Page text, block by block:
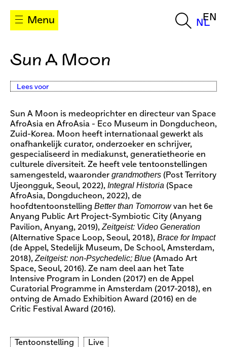
Menu NL
EN
Sun A Moon
Lees voor
Sun A Moon is medeoprichter en directeur van Space
AfroAsia en AfroAsia - Eco Museum in Dongducheon,
Zuid-Korea. Moon heeft internationaal gewerkt als
onafhankelijk curator, onderzoeker en schrijver,
gespecialiseerd in mediakunst, generatietheorie en
culturele diversiteit. Ze heeft vele tentoonstellingen
samengesteld, waaronder grandmothers (Post Territory
Ujeongguk, Seoul, 2022), Integral Historia (Space
AfroAsia, Dongducheon, 2022), de
hoofdtentoonstelling Better than Tomorrowvan het 6e
Anyang Public Art Project-Symbiotic City (Anyang
Pavilion, Anyang, 2019), Zeitgeist: Video Generation
(Alternative Space Loop, Seoul, 2018), Brace for Impact
(de Appel, Stedelijk Museum, De School, Amsterdam,
2018), Zeitgeist: non-Psychedelic; Blue (Amado Art
Space, Seoul, 2016). Ze nam deel aan het Tate
Intensive Program in Londen (2017) en de Appel
Curatorial Programme in Amsterdam (2017-2018), en
ontving de Amado Exhibition Award (2016) en de
Critic Festival Award (2016).
Tentoonstelling Live